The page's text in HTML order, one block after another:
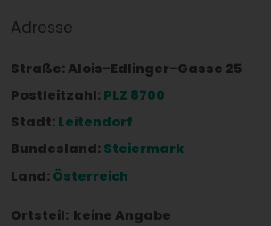
Adresse
Straße:Alois-Edlinger-Gasse 25
Postleitzahl: PLZ 8700
Stadt: Leitendorf
Bundesland: Steiermark
Land: Österreich
Ortsteil: keine Angabe